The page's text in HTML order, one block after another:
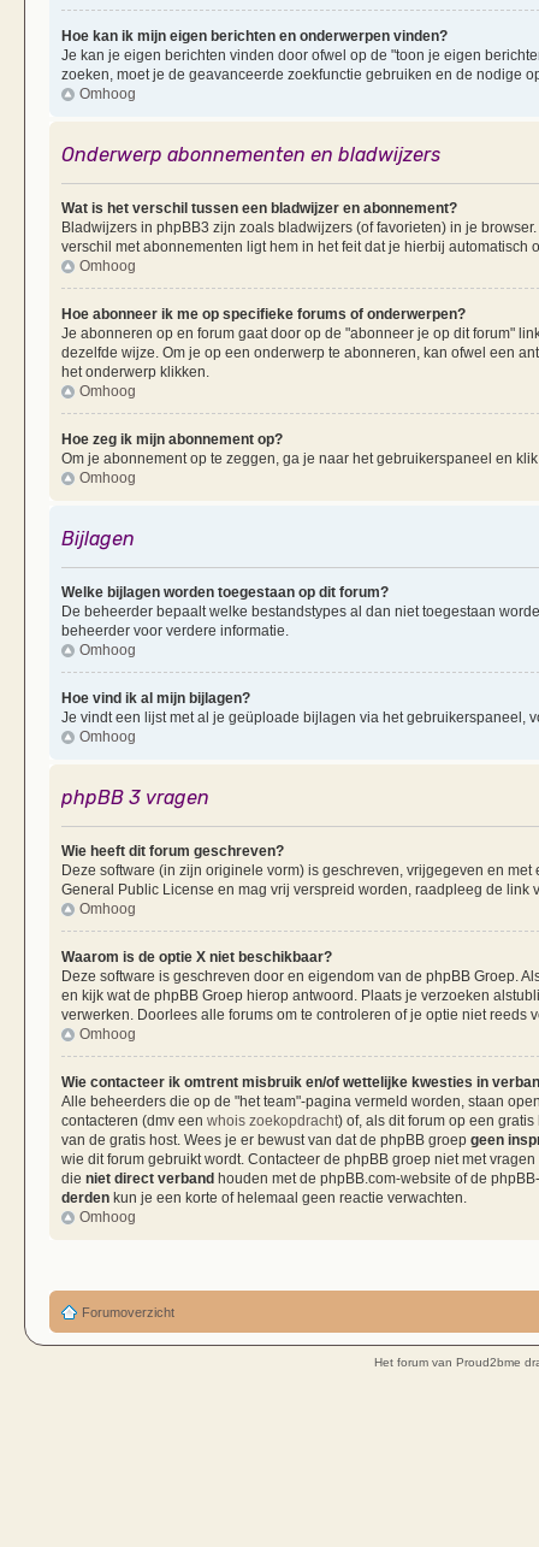
Hoe kan ik mijn eigen berichten en onderwerpen vinden?
Je kan je eigen berichten vinden door ofwel op de "toon je eigen
zoeken, moet je de geavanceerde zoekfunctie gebruiken en de nodige
Omhoog
Onderwerp abonnementen en bladwijzers
Wat is het verschil tussen een bladwijzer en abonnement?
Bladwijzers in phpBB3 zijn zoals bladwijzers (of favorieten) in je
verschil met abonnementen ligt hem in het feit dat je hierbij
Omhoog
Hoe abonneer ik me op specifieke forums of onderwerpen?
Je abonneren op en forum gaat door op de "abonneer je op dit forum"
dezelfde wijze. Om je op een onderwerp te abonneren, kan ofwel een
het onderwerp klikken.
Omhoog
Hoe zeg ik mijn abonnement op?
Om je abonnement op te zeggen, ga je naar het gebruikerspaneel en
Omhoog
Bijlagen
Welke bijlagen worden toegestaan op dit forum?
De beheerder bepaalt welke bestandstypes al dan niet toegestaan
beheerder voor verdere informatie.
Omhoog
Hoe vind ik al mijn bijlagen?
Je vindt een lijst met al je geüploade bijlagen via het gebruikerspaneel,
Omhoog
phpBB 3 vragen
Wie heeft dit forum geschreven?
Deze software (in zijn originele vorm) is geschreven, vrijgegeven en
General Public License en mag vrij verspreid worden, raadpleeg de link
Omhoog
Waarom is de optie X niet beschikbaar?
Deze software is geschreven door en eigendom van de phpBB Groep.
en kijk wat de phpBB Groep hierop antwoord. Plaats je verzoeken
verwerken. Doorlees alle forums om te controleren of je optie niet
Omhoog
Wie contacteer ik omtrent misbruik en/of wettelijke kwesties in
Alle beheerders die op de "het team"-pagina vermeld worden, staan
contacteren (dmv een whois zoekopdracht) of, als dit forum op een
van de gratis host. Wees je er bewust van dat de phpBB groep geen
wie dit forum gebruikt wordt. Contacteer de phpBB groep niet met
die niet direct verband houden met de phpBB.com-website of de
derden kun je een korte of helemaal geen reactie verwachten.
Omhoog
Forumoverzicht
Het forum van Proud2bme